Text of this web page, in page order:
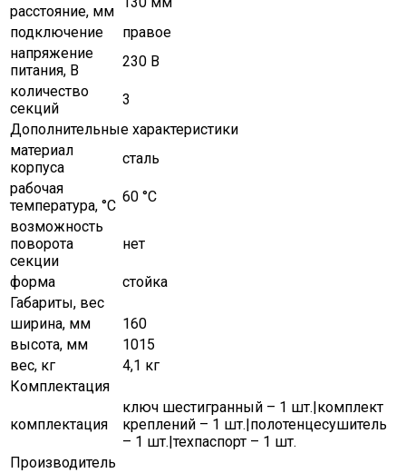
расстояние, мм
подключение
правое
напряжение
питания, В
230 В
количество
секций
3
Дополнительные характеристики
материал
корпуса
сталь
рабочая
температура, °C
60 °С
возможность
поворота
секции
нет
форма
стойка
Габариты, вес
ширина, мм
160
высота, мм
1015
вес, кг
4,1 кг
Комплектация
комплектация
ключ шестигранный – 1 шт.|комплект
креплений – 1 шт.|полотенцесушитель
– 1 шт.|техпаспорт – 1 шт.
Производитель